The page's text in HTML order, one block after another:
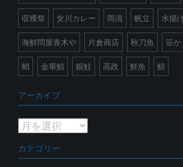
収獲祭 女川カレー 岡清 帆立 水揚
海鮮問屋青木や 片倉商店 秋刀魚 笹か
蛸 金華鯖 銀鮭 高政 鮮魚 鯖
アーカイブ
ア
カ
カテゴリー